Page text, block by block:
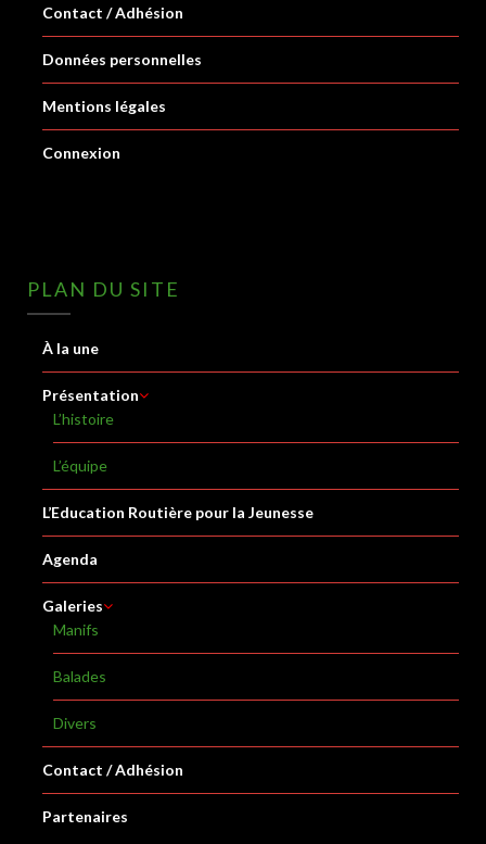
Contact / Adhésion
Données personnelles
Mentions légales
Connexion
PLAN DU SITE
À la une
Présentation
L’histoire
L’équipe
L’Education Routière pour la Jeunesse
Agenda
Galeries
Manifs
Balades
Divers
Contact / Adhésion
Partenaires